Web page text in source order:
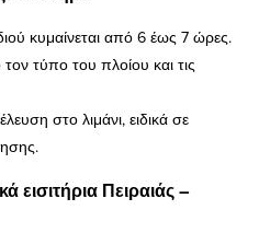
κυμαίνεται από 6 έως 7 ώρες.
τύπο του πλοίου και τις
στο λιμάνι, ειδικά σε
εισιτήρια Πειραιάς –